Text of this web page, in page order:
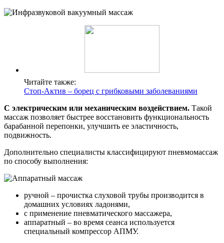
Читайте также:
Стоп-Актив – борец с грибковыми заболеваниями
С электрическим или механическим воздействием. Такой
массаж позволяет быстрее восстановить функциональность
барабанной перепонки, улучшить ее эластичность,
подвижность.
Дополнительно специалисты классифицируют пневмомассаж
по способу выполнения:
ручной – прочистка слуховой трубы производится в
домашних условиях ладонями,
с применение пневматического массажера,
аппаратный – во время сеанса используется
специальный компрессор АПМУ.